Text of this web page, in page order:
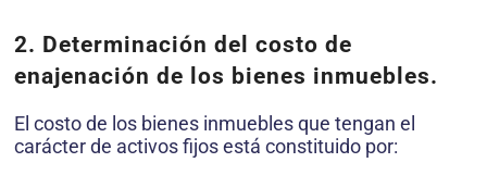
2. Determinación del costo de
enajenación de los bienes inmuebles.
El costo de los bienes inmuebles que tengan el
carácter de activos fijos está constituido por: